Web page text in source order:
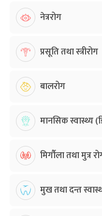
नेत्ररोग
प्रसूति तथा स्त्रीरोग
बालरोग
मानसिक स्वास्थ्य
मिर्गौला तथा मुत्र
मुख तथा दन्त